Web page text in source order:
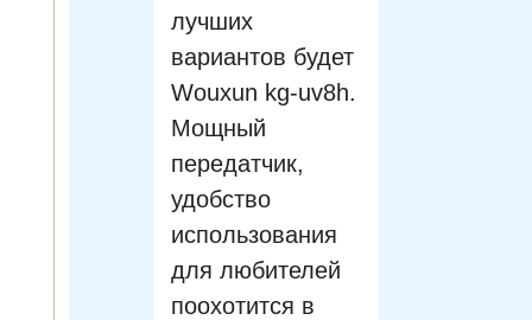
лучших
вариантов будет
Wouxun kg-uv8h.
Мощный
передатчик,
удобство
использования
для любителей
поохотится в